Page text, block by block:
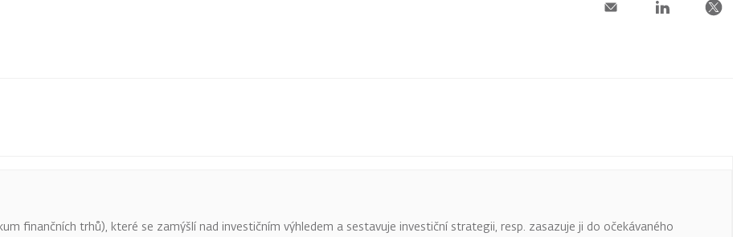
finančních trhů), které se zamýšlí nad investičním výhledem a sestavuje investiční strategii, resp. zasazuje ji do očekávaného